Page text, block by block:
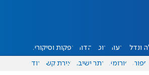
ונדל"ן דעות אוכל יהדות הפקות וסיקורים
ספורט פורומים אתר ישיבה יצירת קשר עוד